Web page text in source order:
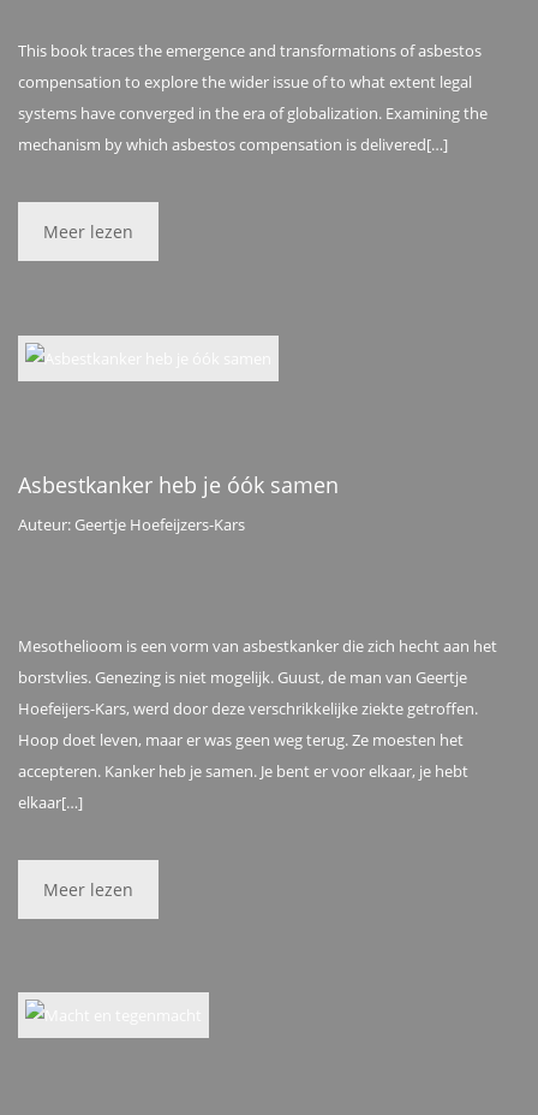
This book traces the emergence and transformations of asbestos
compensation to explore the wider issue of to what extent legal
systems have converged in the era of globalization. Examining the
mechanism by which asbestos compensation is delivered[…]
Meer lezen
Asbestkanker heb je óók samen
Auteur: Geertje Hoefeijzers-Kars
Mesothelioom is een vorm van asbestkanker die zich hecht aan het
borstvlies. Genezing is niet mogelijk. Guust, de man van Geertje
Hoefeijers-Kars, werd door deze verschrikkelijke ziekte getroffen.
Hoop doet leven, maar er was geen weg terug. Ze moesten het
accepteren. Kanker heb je samen. Je bent er voor elkaar, je hebt
elkaar[…]
Meer lezen